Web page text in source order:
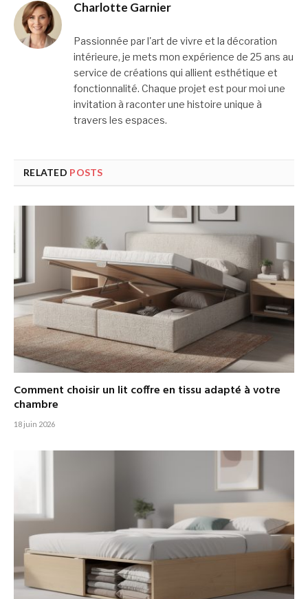
Charlotte Garnier
Passionnée par l'art de vivre et la décoration
intérieure, je mets mon expérience de 25 ans au
service de créations qui allient esthétique et
fonctionnalité. Chaque projet est pour moi une
invitation à raconter une histoire unique à
travers les espaces.
RELATED POSTS
Comment choisir un lit coffre en tissu adapté à votre
chambre
18 juin 2026